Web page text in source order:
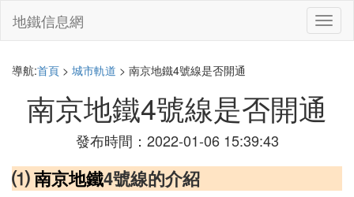
切
換
地鐵信息網
導航:首頁 > 城市軌道 > 南京地鐵4號線是否開通
南京地鐵4號線是否開通
發布時間：2022-01-06 15:39:43
⑴南京地鐵4號線的介紹